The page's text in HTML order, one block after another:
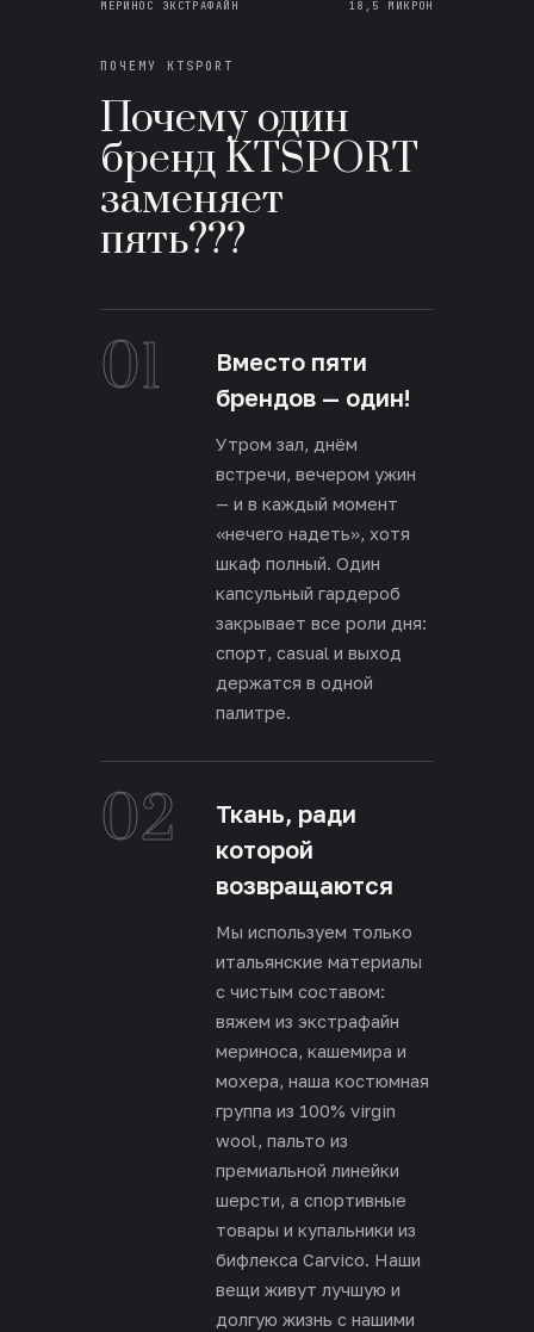
МЕРИНОС ЭКСТРАФАЙН 18,5 МИКРОН
ПОЧЕМУ KTSPORT
Почему один
бренд KTSPORT
заменяет
пять???
01
Вместо пяти
брендов — один!
Утром зал, днём
встречи, вечером ужин
— и в каждый момент
«нечего надеть», хотя
шкаф полный. Один
капсульный гардероб
закрывает все роли дня:
спорт, casual и выход
держатся в одной
палитре.
02
Ткань, ради
которой
возвращаются
Мы используем только
итальянские материалы
с чистым составом:
вяжем из экстрафайн
мериноса, кашемира и
мохера, наша костюмная
группа из 100% virgin
wool, пальто из
премиальной линейки
шерсти, а спортивные
товары и купальники из
бифлекса Carvico. Наши
вещи живут лучшую и
долгую жизнь с нашими